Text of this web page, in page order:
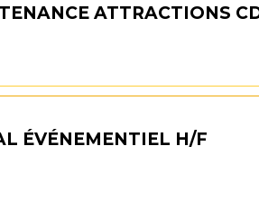
ATTRACTIONS
ÉVÉNEMENTIEL H/F